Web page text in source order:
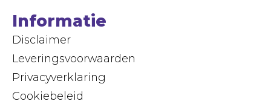
Informatie
Disclaimer
Leveringsvoorwaarden
Privacyverklaring
Cookiebeleid